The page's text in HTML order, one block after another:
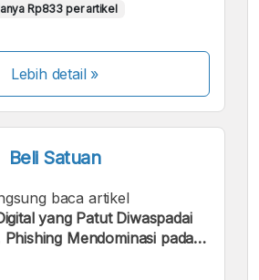
Rp833 per artikel
Lebih detail »
Beli Satuan
baca artikel
yang Patut Diwaspadai
Phishing Mendominasi pada